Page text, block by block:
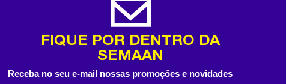
FIQUE POR DENTRO DA
SEMAAN
Receba no seu e-mail nossas promoções e novidades